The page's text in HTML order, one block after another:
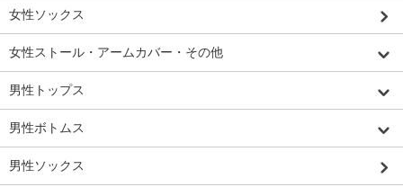
女性ソックス
女性ストール・アームカバー・その他
男性トップス
男性ボトムス
男性ソックス